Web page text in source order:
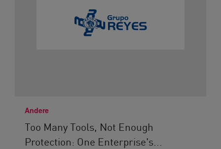
Andere
Too Many Tools, Not Enough
Protection: One Enterprise's...